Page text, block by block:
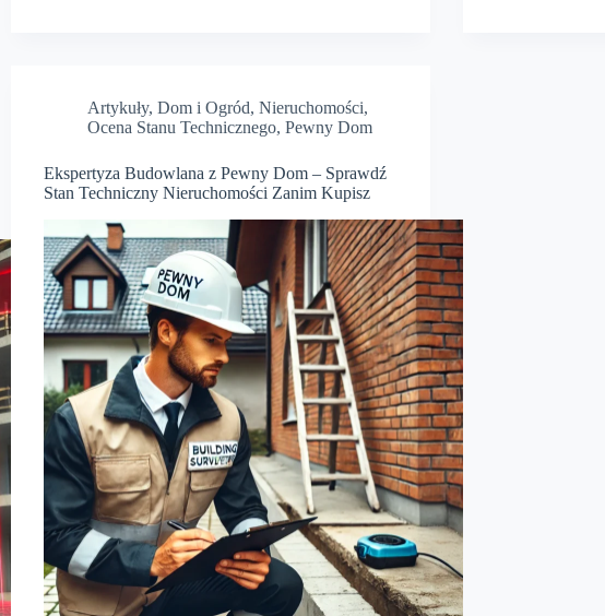
Artykuły,Dom i Ogród,Nieruchomości,
Ocena Stanu Technicznego,Pewny Dom
Ekspertyza Budowlana z Pewny Dom – Sprawdź
Stan Techniczny Nieruchomości Zanim Kupisz